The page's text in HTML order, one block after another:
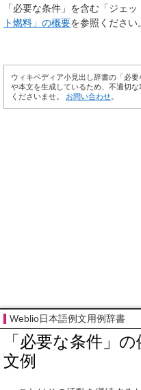
「必要な条件」を含む「ジェ
ト燃料」の概要を参照ください。
ウィキペディア小見出し辞書の「必
や本文を生成しているため、不適切
くださいませ。 お問い合わせ
Weblio日本語例文用例辞書
「必要な条件」
文例